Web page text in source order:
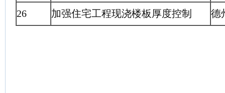
26 加强住宅工程现浇楼板厚度控制 德